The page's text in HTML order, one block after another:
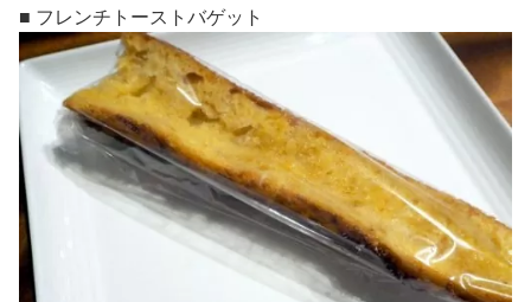
■ フレンチトーストバゲット